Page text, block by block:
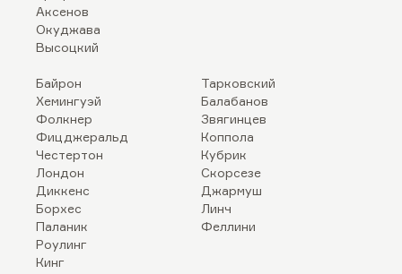
Аксенов
Окуджава
Высоцкий
Байрон
Хемингуэй
Фолкнер
Фицджеральд
Честертон
Лондон
Диккенс
Борхес
Паланик
Роулинг
Кинг
Тарковский
Балабанов
Звягинцев
Коппола
Кубрик
Скорсезе
Джармуш
Линч
Феллини